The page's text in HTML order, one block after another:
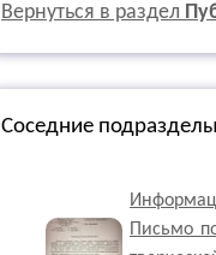
Вернуться в раздел
Соседние
Письмо